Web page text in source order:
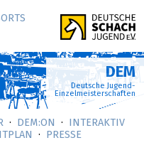
DEM
Deutsche Jugend-
Einzelmeisterschaften
DEM:ON
INTERAKTIV
PRESSE